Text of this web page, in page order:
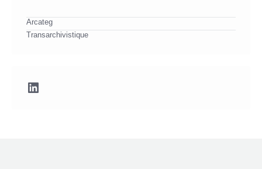
Arcateg
Transarchivistique
LinkedIn